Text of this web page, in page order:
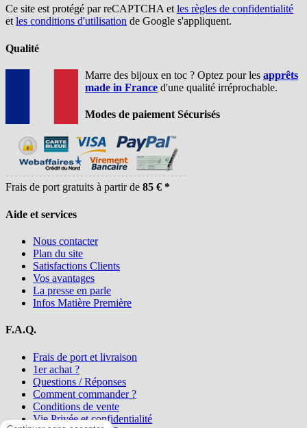
Ce site est protégé par reCAPTCHA etles règles de confidentialité
etles conditions d'utilisation de Google s'appliquent.
Qualité
Marre des bijoux en toc ? Optez pour les apprêts
made in France d'une qualité irréprochable.
Modes de paiement Sécurisés
Frais de port gratuits à partir de 85 € *
Aide et services
Nous contacter
Plan du site
Satisfactions Clients
Vos avantages
La presse en parle
Infos Matière Première
F.A.Q.
Frais de port et livraison
1er achat ?
Questions / Réponses
Comment commander ?
Conditions de vente
Vie Privée et confidentialité